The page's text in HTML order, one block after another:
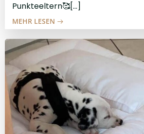
Punkteeltern🥰[…]
MEHR LESEN